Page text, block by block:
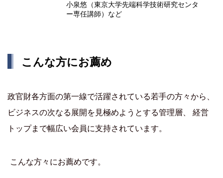
小泉悠（東京大学先端科学技術研究センタ
ー専任講師）など
こんな方にお薦め
政官財各方面の第一線で活躍されている若手の方々から、
ビジネスの次なる展開を見極めようとする管理層、 経営
トップまで幅広い会員に支持されています。
こんな方々にお薦めです。